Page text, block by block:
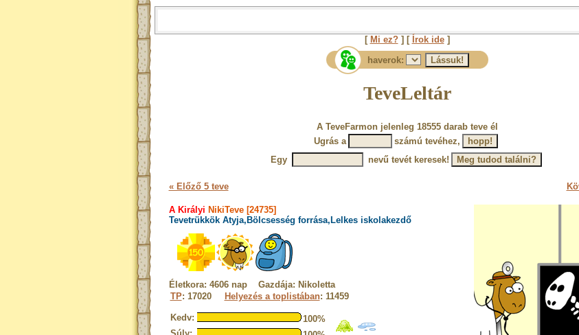
[ Mi ez?] [ Írok ide]
haverok:
TeveLeltár
A TeveFarmon jelenleg 18555 darab teve él
Ugrás a
számú tevéhez,
Egy
nevű tevét keresek!
« Előző 5 teve
A Királyi NikiTeve [24735]
Tevetrükkök Atyja,Bölcsesség forrása,Lelkes iskolakezdő
Életkora: 4606 nap Gazdája: Nikoletta
TP: 17020 Helyezés a toplistában: 11459
Kedv:
100%